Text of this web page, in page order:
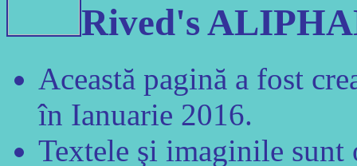
Rived's
Această pagină a fost
în Ianuarie 2016.
Textele şi imaginile